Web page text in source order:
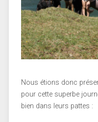
Nous étions donc
pour cette superbe
bien dans leurs pattes :